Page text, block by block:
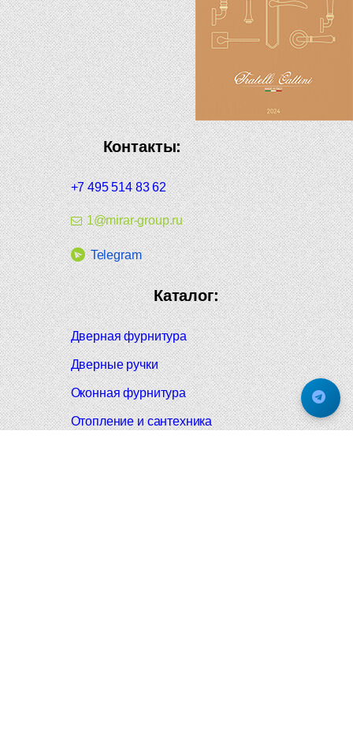
Контакты:
+7 495 514 83 62
1@mirar-group.ru
Telegram
Каталог:
Дверная фурнитура
Дверные ручки
Оконная фурнитура
Отопление и сантехника